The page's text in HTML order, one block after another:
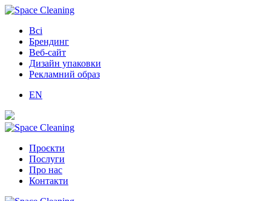
Всі
Брендинг
Веб-сайт
Дизайн упаковки
Рекламний образ
EN
Проєкти
Послуги
Про нас
Контакти